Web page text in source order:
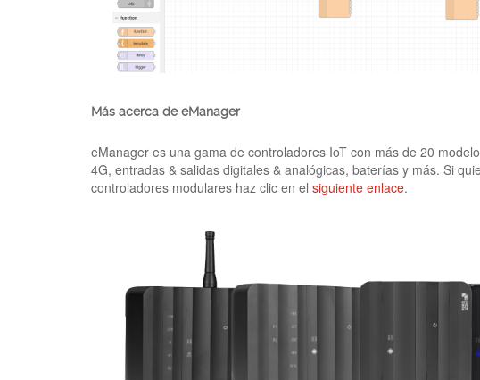
Más acerca de eManager
eManager es una gama de controladores IoT con más de 20
4G, entradas & salidas digitales & analógicas, baterías y más. Si
controladores modulares haz clic en el siguiente enlace.